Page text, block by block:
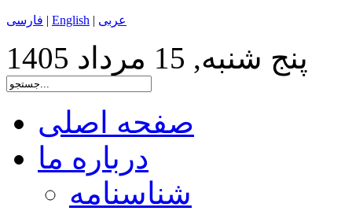
فارسی | English | عربی
پنج شنبه, 15 مرداد 1405
صفحه اصلی
درباره ما
شناسنامه